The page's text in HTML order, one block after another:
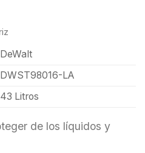
DeWalt
DWST98016-LA
43 Litros
de los líquidos y